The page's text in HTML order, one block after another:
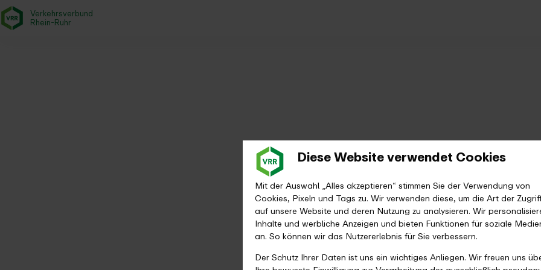
Diese Website verwendet Cookies
Mit der Auswahl „Alles akzeptieren“ stimmen Sie der Verwendung von
Cookies, Pixeln und Tags zu. Wir verwenden diese, um die Art der
auf unsere Website und deren Nutzung zu analysieren. Wir
Inhalte und werbliche Anzeigen und bieten Funktionen für soziale
an. So können wir das Nutzererlebnis für Sie verbessern.
Der Schutz Ihrer Daten ist uns ein wichtiges Anliegen. Wir freuen uns
Verkehrsverbund
Rhein-Ruhr